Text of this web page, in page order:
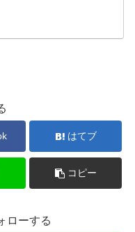
はてブ
コピー
ローする